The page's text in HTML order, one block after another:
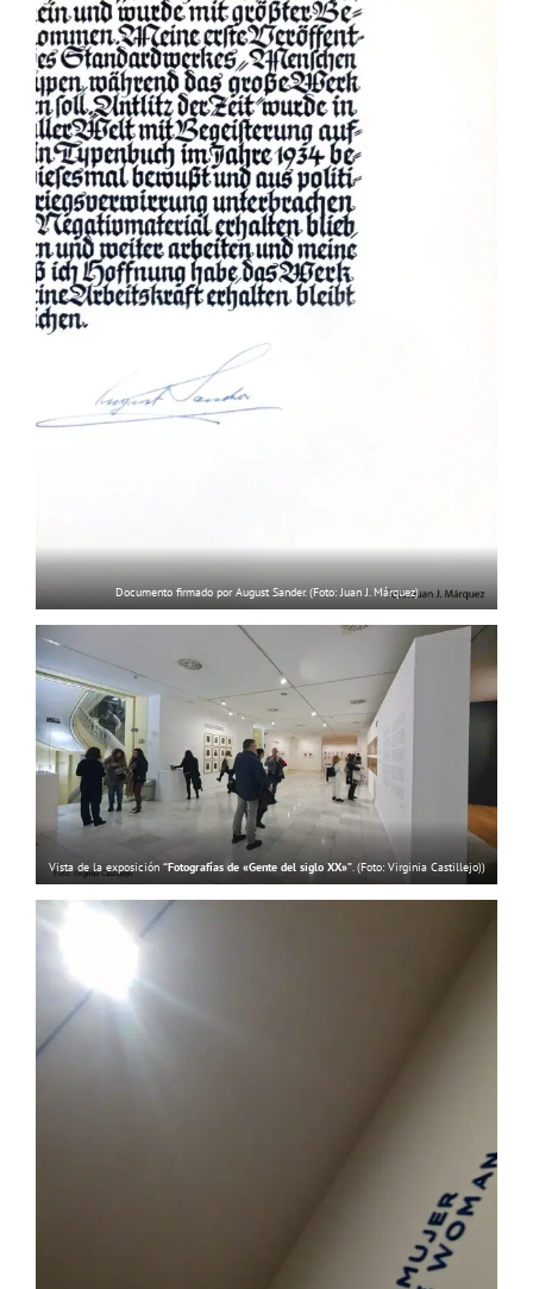
Documento firmado por August Sander. (Foto: Juan J. Márquez)
Vista de la exposición “Fotografías de «Gente del siglo XX»”. (Foto: Virginia Castillejo))